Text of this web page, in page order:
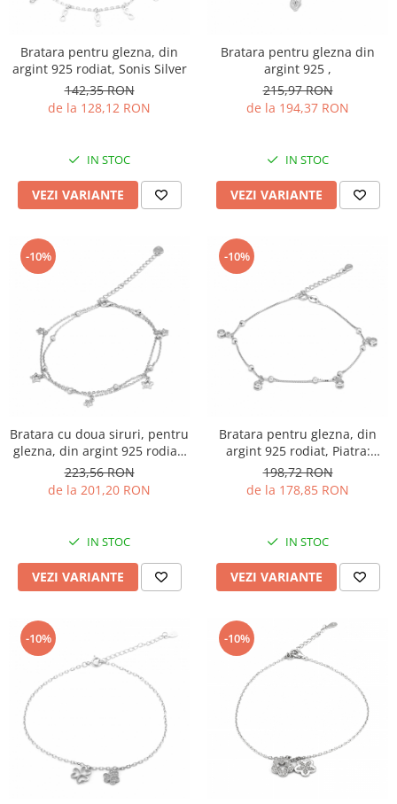
PIERCING
SETURI BIJUTERII
ACE DE CRAVATA
BRATARA TIP ROZARIU
LANTURI TIP ROZARIU
Bratara pentru glezna, din
argint 925 rodiat, Sonis Silver
142,35 RON
de la 128,12 RON
IN STOC
VEZI VARIANTE
Bratara pentru glezna din
argint 925 ,
215,97 RON
de la 194,37 RON
IN STOC
VEZI VARIANTE
-10%
Bratara cu doua siruri, pentru
glezna, din argint 925 rodiat,
Piatra: cubic zirconia, Culoare:
transparenta, Sonis Silver
223,56 RON
de la 201,20 RON
IN STOC
VEZI VARIANTE
-10%
Bratara pentru glezna, din
argint 925 rodiat, Piatra:
zirconia fatetata, Culoare:
transparenta, Sonis Silver
198,72 RON
de la 178,85 RON
IN STOC
VEZI VARIANTE
-10% -10%